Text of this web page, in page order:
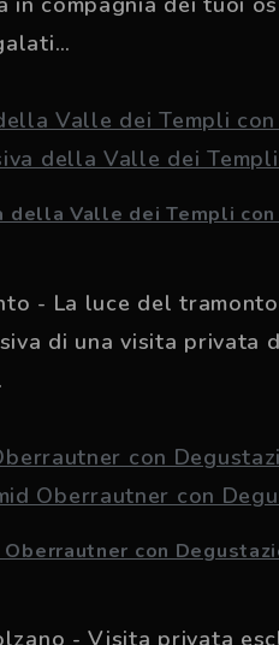
della Valle dei Templi
- La luce del
di una visita
Oberrautner con